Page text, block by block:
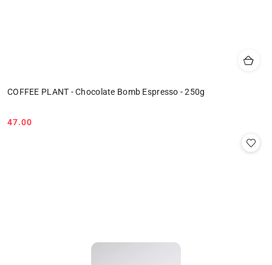
COFFEE PLANT - Chocolate Bomb Espresso - 250g
Cena:
47.00